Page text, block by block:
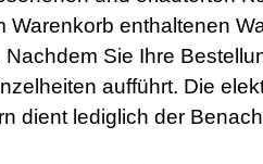
enthaltenen
Sie Ihre
aufführt. Die
dient lediglich der